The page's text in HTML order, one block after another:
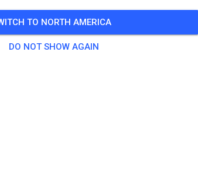
TO NORTH AMERICA
DO NOT SHOW AGAIN